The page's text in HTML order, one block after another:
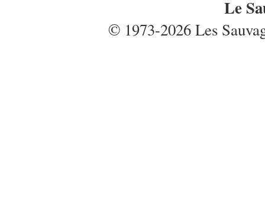
Le
© 1973-2026 Les